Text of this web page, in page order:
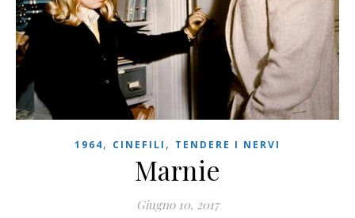
1964, CINEFILI , TENDERE I NERVI
Marnie
Giugno 10, 2017